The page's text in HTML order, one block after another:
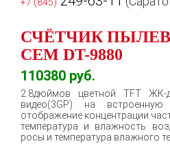
СЧЁТЧИК
CEM DT-9880
110380 руб.
2.8дюймов цветной TFT ЖК-
видео(3GP) на
отображение концентрации
температура и влажность
росы и температура влажного